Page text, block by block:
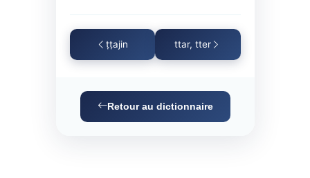
ṭṭajin ttar, tter
Retour au dictionnaire